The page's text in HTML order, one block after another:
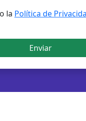
la Política de
Enviar